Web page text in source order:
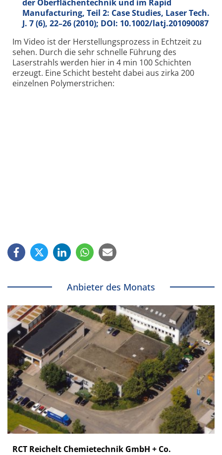
der Oberflächentechnik und im Rapid
Manufacturing, Teil 2: Case Studies, Laser Tech.
J. 7(6), 22–26 (2010); DOI: 10.1002/latj.201090087
Im Video ist der Herstellungsprozess in Echtzeit zu
sehen. Durch die sehr schnelle Führung des
Laserstrahls werden hier in 4 min 100 Schichten
erzeugt. Eine Schicht besteht dabei aus zirka 200
einzelnen Polymerstrichen:
Anbieter des Monats
RCT Reichelt Chemietechnik GmbH + Co.